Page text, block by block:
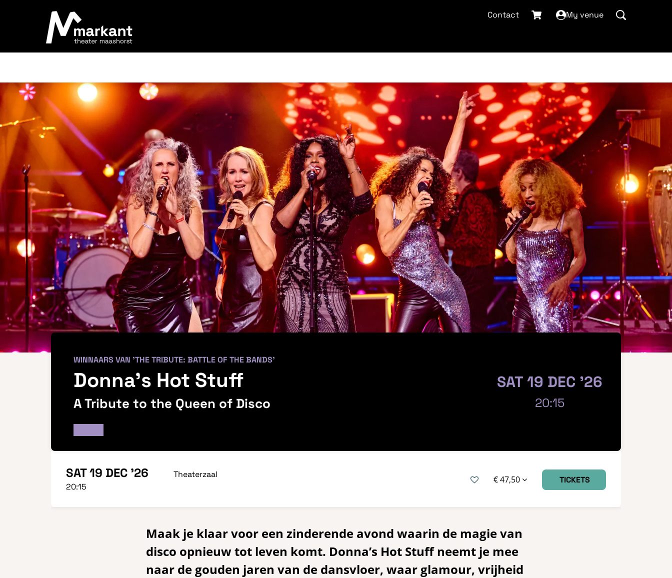
Contact My venue
Donna’s Hot Stuff
A Tribute to the Queen of Disco
WINNAARS VAN 'THE TRIBUTE: BATTLE OF THE BANDS'
SAT 19 DEC '26
20:15
SAT 19 DEC '26
20:15
Theaterzaal € 47,50 TICKETS
Maak je klaar voor een zinderende avond waarin de magie van
disco opnieuw tot leven komt. Donna’s Hot Stuff neemt je mee
naar de gouden jaren van de dansvloer, waar glamour, vrijheid